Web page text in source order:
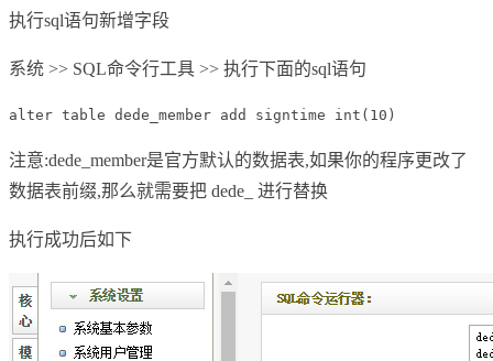
执行sql语句新增字段
系统 >> SQL命令行工具 >> 执行下面的sql语句
alter table dede_member add signtime int(10)
注意:dede_member是官方默认的数据表,如果你的程序更改了
数据表前缀,那么就需要把 dede_ 进行替换
执行成功后如下